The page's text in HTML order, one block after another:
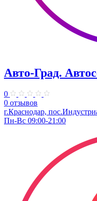
Авто-Град.
0
0 отзывов
г.Краснодар,
Пн-Вс 09:00-21:00